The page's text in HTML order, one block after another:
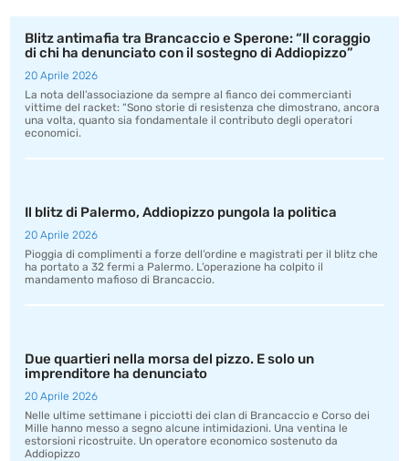
Blitz antimafia tra Brancaccio e Sperone: “Il coraggio
di chi ha denunciato con il sostegno di Addiopizzo”
20 Aprile 2026
La nota dell’associazione da sempre al fianco dei commercianti
vittime del racket: “Sono storie di resistenza che dimostrano, ancora
una volta, quanto sia fondamentale il contributo degli operatori
economici.
Il blitz di Palermo, Addiopizzo pungola la politica
20 Aprile 2026
Pioggia di complimenti a forze dell’ordine e magistrati per il blitz che
ha portato a 32 fermi a Palermo. L’operazione ha colpito il
mandamento mafioso di Brancaccio.
Due quartieri nella morsa del pizzo. E solo un
imprenditore ha denunciato
20 Aprile 2026
Nelle ultime settimane i picciotti dei clan di Brancaccio e Corso dei
Mille hanno messo a segno alcune intimidazioni. Una ventina le
estorsioni ricostruite. Un operatore economico sostenuto da
Addiopizzo